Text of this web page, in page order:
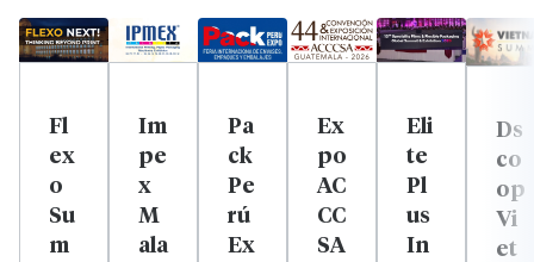
Fl
ex
o
Su
m
Im
pe
x
M
ala
Pa
ck
Pe
rú
Ex
Ex
po
AC
CC
SA
Eli
te
Pl
us
In
Ds
co
op
Vi
et